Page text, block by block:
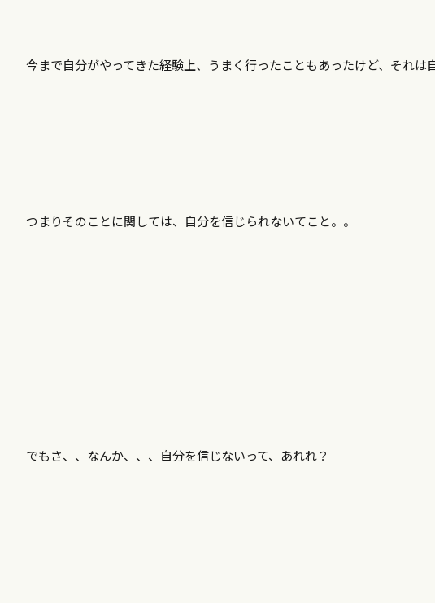
今まで自分がやってきた経験上、うまく行ったこともあったけど、それは
つまりそのことに関しては、自分を信じられないてこと。。
でもさ、、なんか、、、自分を信じないって、あれれ？